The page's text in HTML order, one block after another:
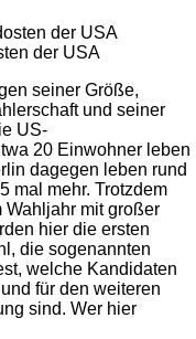
der USA
seiner Größe,
und seiner
US-
20 Einwohner leben
dagegen leben rund
mal mehr. Trotzdem
Wahljahr mit großer
hier die ersten
die sogenannten
welche Kandidaten
für den weiteren
sind. Wer hier